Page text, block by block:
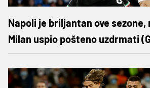
Napoli je briljantan ove sezone,
Milan uspio pošteno uzdrmati